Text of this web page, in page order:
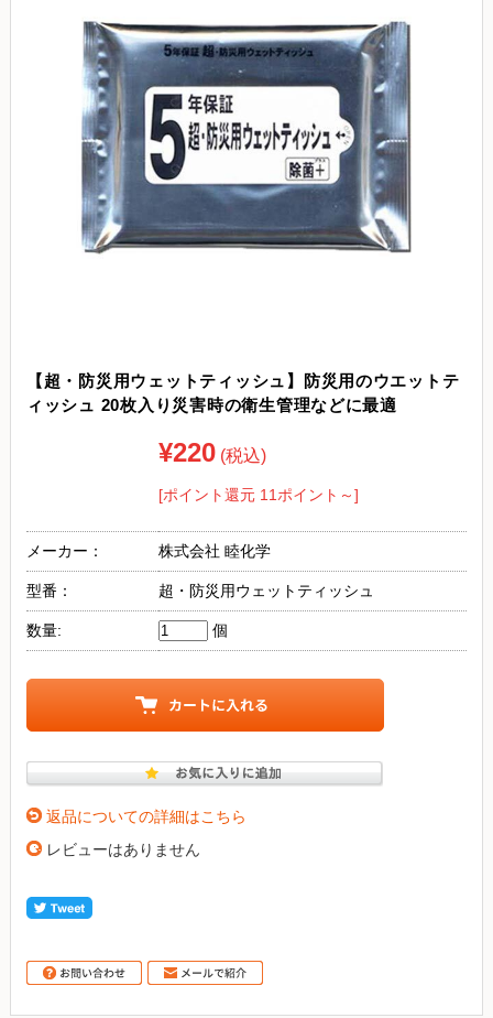
【超・防災用ウェットティッシュ】防災用のウエットテ
ィッシュ 20枚入り災害時の衛生管理などに最適
¥220 (税込)
[ポイント還元 11ポイント～]
メーカー： 株式会社 睦化学
型番： 超・防災用ウェットティッシュ
数量: 個
返品についての詳細はこちら
レビューはありません